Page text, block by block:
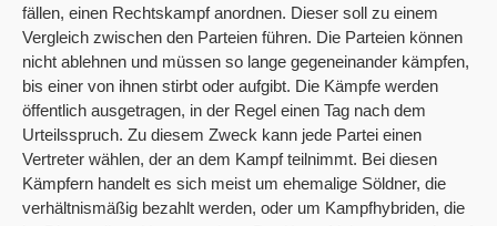
fällen, einen Rechtskampf anordnen. Dieser soll zu einem
Vergleich zwischen den Parteien führen. Die Parteien können
nicht ablehnen und müssen so lange gegeneinander kämpfen,
bis einer von ihnen stirbt oder aufgibt. Die Kämpfe werden
öffentlich ausgetragen, in der Regel einen Tag nach dem
Urteilsspruch. Zu diesem Zweck kann jede Partei einen
Vertreter wählen, der an dem Kampf teilnimmt. Bei diesen
Kämpfern handelt es sich meist um ehemalige Söldner, die
verhältnismäßig bezahlt werden, oder um Kampfhybriden, die